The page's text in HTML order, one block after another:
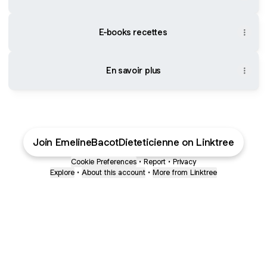
E-books recettes
En savoir plus
Join EmelineBacotDieteticienne on Linktree
Cookie Preferences • Report • Privacy
Explore • About this account • More from Linktree